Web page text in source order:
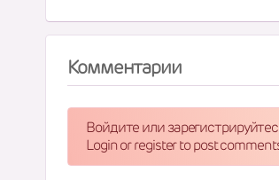
Комментарии
Войдите или
Login or register to post